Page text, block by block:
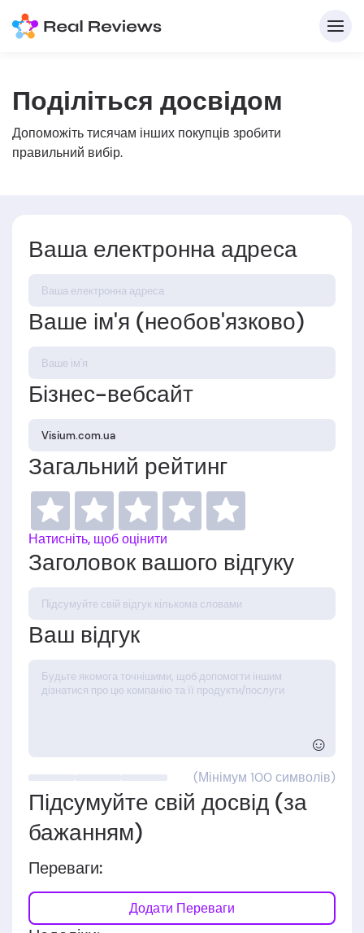
Поділіться досвідом
Допоможіть тисячам інших покупців зробити
правильний вибір.
Ваша електронна адреса
Ваше ім'я (необов'язково)
Бізнес-вебсайт
Загальний рейтинг
Натисніть, щоб оцінити
Заголовок вашого відгуку
Ваш відгук
☺
(Мінімум 100 символів)
Підсумуйте свій досвід (за
бажанням)
Переваги:
Додати Переваги